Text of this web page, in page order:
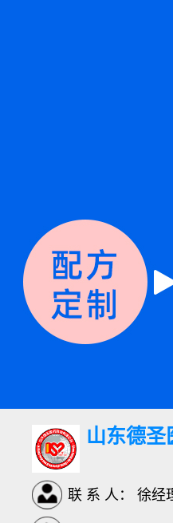
山东德圣
联 系 人： 徐经